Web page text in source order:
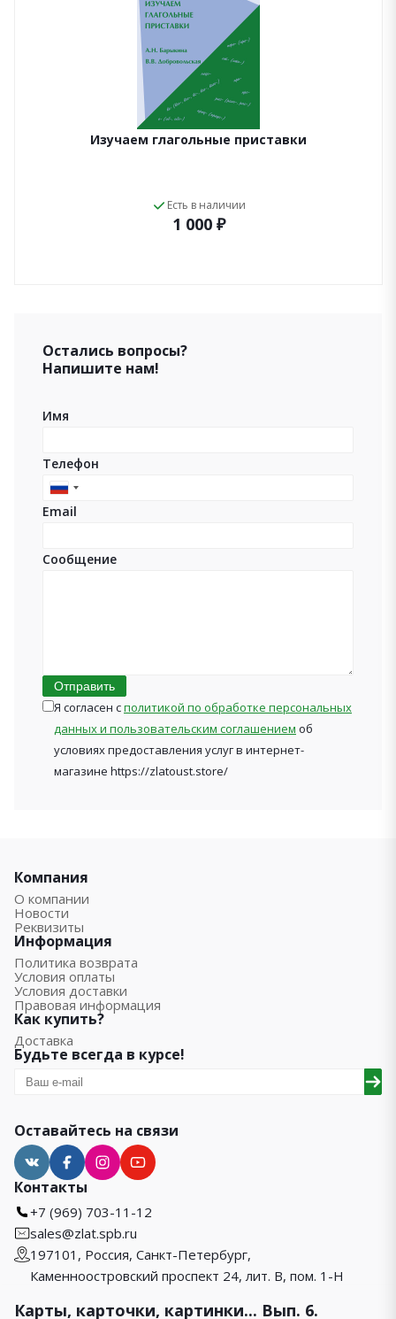
Изучаем глагольные приставки
Есть в наличии
1 000 ₽
Карты, карточки, картинки... Вып. 6.
Остались вопросы?
Напишите нам!
Имя
Телефон
Russia
+7
Email
Сообщение
Отправить
Я согласен сполитикой по обработке персональных
данных и пользовательским соглашением об
условиях предоставления услуг в интернет-
магазине https://zlatoust.store/
Компания
О компании
Новости
Реквизиты
Информация
Политика возврата
Условия оплаты
Условия доставки
Правовая информация
Как купить?
Доставка
Будьте всегда в курсе!
Оставайтесь на связи
Контакты
+7 (969) 703-11-12
sales@zlat.spb.ru
197101, Россия, Санкт-Петербург,
Каменноостровский проспект 24, лит. В, пом. 1-Н